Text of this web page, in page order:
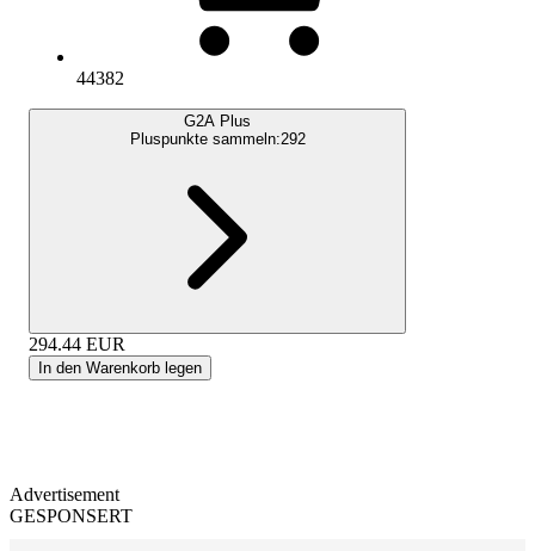
44382
G2A Plus
Pluspunkte sammeln:292
294.44 EUR
In den Warenkorb legen
Advertisement
GESPONSERT